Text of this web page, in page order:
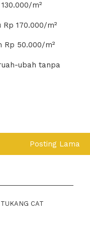
m²
170.000/m²
Rp 50.000/m²
ubah tanpa
Posting Lama
CAT